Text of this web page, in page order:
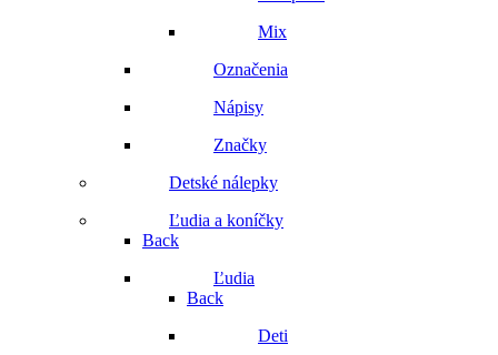
Mix
Označenia
Nápisy
Značky
Detské nálepky
Ľudia a koníčky
Back
Ľudia
Back
Deti